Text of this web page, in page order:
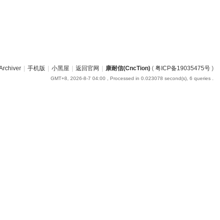
| 手机版 | 小黑屋 | 返回官网 | 康耐信(CncTion)( 粤ICP备19035475号)
GMT+8, 2026-8-7 04:00 , Processed in 0.023078 second(s), 6 queries .